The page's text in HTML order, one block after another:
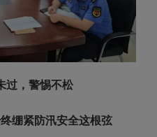
过，警惕不松
绷紧防汛安全这根弦